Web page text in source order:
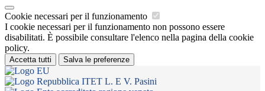
Cookie necessari per il funzionamento
I cookie necessari per il funzionamento non possono essere
disabilitati. È possibile consultare l'elenco nella pagina della cookie
policy.
Accetta tutti Salva le preferenze
ITET L. E V. Pasini